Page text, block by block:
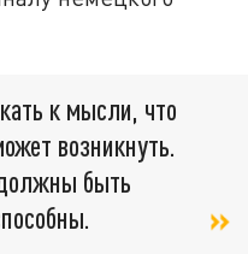
к мысли, что
возникнуть.
быть